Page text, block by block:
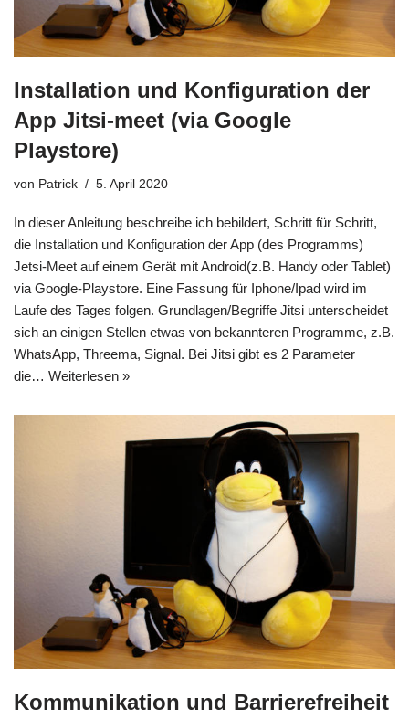
Installation und Konfiguration der
App Jitsi-meet (via Google
Playstore)
von Patrick 5. April 2020
In dieser Anleitung beschreibe ich bebildert, Schritt für Schritt,
die Installation und Konfiguration der App (des Programms)
Jetsi-Meet auf einem Gerät mit Android(z.B. Handy oder Tablet)
via Google-Playstore. Eine Fassung für Iphone/Ipad wird im
Laufe des Tages folgen. Grundlagen/Begriffe Jitsi unterscheidet
sich an einigen Stellen etwas von bekannteren Programme, z.B.
WhatsApp, Threema, Signal. Bei Jitsi gibt es 2 Parameter
die… Weiterlesen »
Kommunikation und Barrierefreiheit